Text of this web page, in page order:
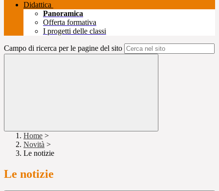
Didattica
Panoramica
Offerta formativa
I progetti delle classi
Campo di ricerca per le pagine del sito
Home >
Novità >
Le notizie
Le notizie